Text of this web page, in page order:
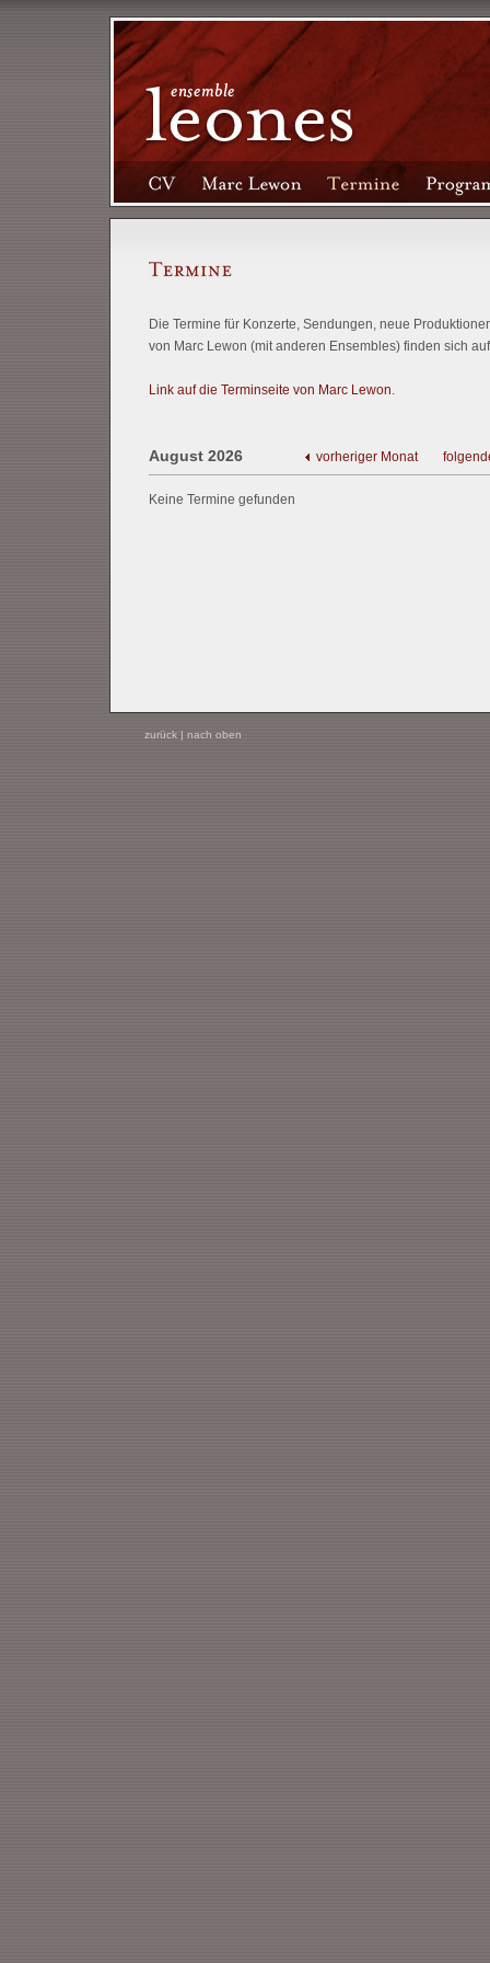
Die Termine für Konzerte, Sendungen, neue
von Marc Lewon (mit anderen Ensembles) finden sich
Link auf die Terminseite von Marc Lewon.
August 2026 vorheriger Monat
Keine Termine gefunden
zurück| nach oben